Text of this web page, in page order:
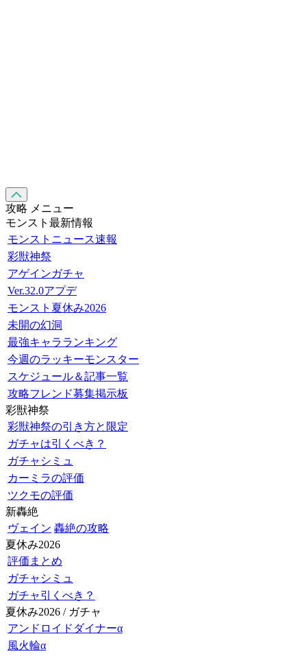
攻略 メニュー
モンスト最新情報
モンストニュース速報
彩獣神祭
アゲインガチャ
Ver.32.0アプデ
モンスト夏休み2026
未開の幻洞
最強キャラランキング
今週のラッキーモンスター
スケジュール＆記事一覧
攻略フレンド募集掲示板
彩獣神祭
彩獣神祭の引き方と限定
ガチャは引くべき？
ガチャシミュ
カーミラの評価
ツクモの評価
新轟絶
ヴェイン 轟絶の攻略
夏休み2026
評価まとめ
ガチャシミュ
ガチャ引くべき？
夏休み2026 / ガチャ
アンドロイドダイナーα
風火輪α